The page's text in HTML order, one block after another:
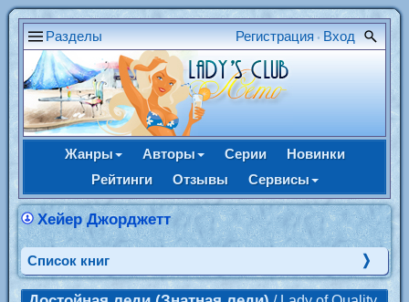
Разделы Регистрация • Вход
Жанры Авторы Серии
Новинки
Рейтинги
Отзывы Сервисы
Хейер Джорджетт
Cписок книг